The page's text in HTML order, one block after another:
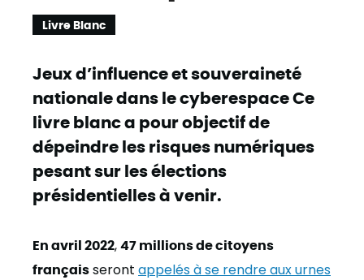
Livre Blanc
Jeux d’influence et souveraineté
nationale dans le cyberespace Ce
livre blanc a pour objectif de
dépeindre les risques numériques
pesant sur les élections
présidentielles à venir.
En avril 2022, 47 millions de citoyens
français seront appelés à se rendre aux urnes